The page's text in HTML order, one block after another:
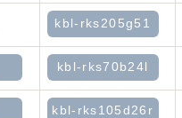
kbl-rks205g51
kbl-rks70b24l
kbl-rks105d26r